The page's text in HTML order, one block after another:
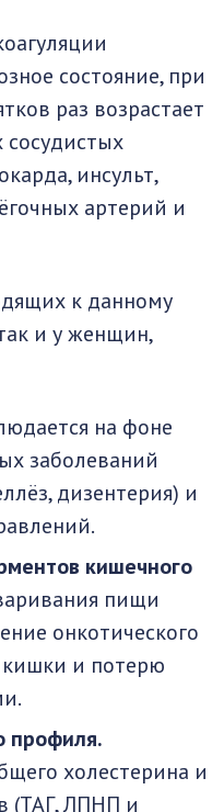
состояние, при
раз возрастает
сосудистых
инсульт,
артерий и
к данному
и у женщин,
на фоне
заболеваний
дизентерия) и
кишечного
пищи
онкотического
кишки и потерю
профиля.
холестерина и
(ТАГ, ЛПНП и